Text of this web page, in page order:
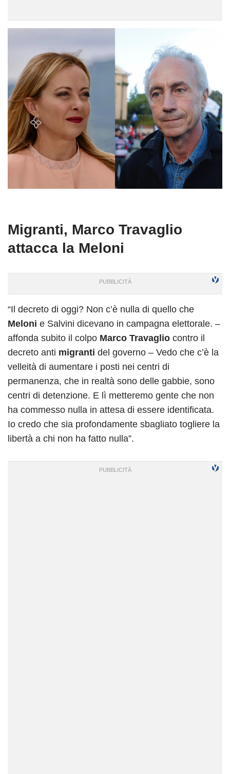
Migranti, Marco Travaglio
attacca la Meloni
“Il decreto di oggi? Non c’è nulla di quello che
Meloni e Salvini dicevano in campagna elettorale. –
affonda subito il colpo Marco Travaglio contro il
decreto anti migranti del governo – Vedo che c’è la
velleità di aumentare i posti nei centri di
permanenza, che in realtà sono delle gabbie, sono
centri di detenzione. E lì metteremo gente che non
ha commesso nulla in attesa di essere identificata.
Io credo che sia profondamente sbagliato togliere la
libertà a chi non ha fatto nulla”.